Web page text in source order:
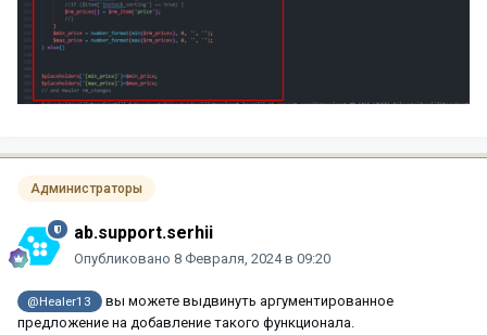
Администраторы
ab.support.serhii
Опубликовано 8 Февраля, 2024 в 09:20
@Healer13
вы можете выдвинуть аргументированное
предложение на добавление такого функционала.